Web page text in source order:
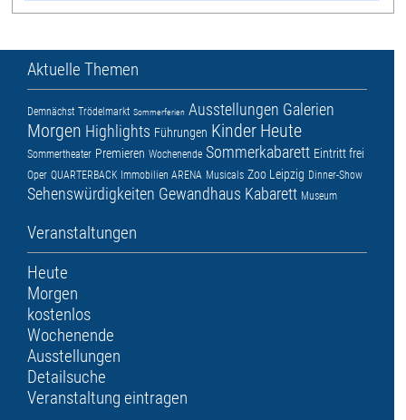
Aktuelle Themen
Demnächst Trödelmarkt Sommerferien Ausstellungen Galerien
Morgen Highlights Führungen Kinder Heute
Sommertheater Premieren Wochenende Sommerkabarett Eintritt frei
Oper QUARTERBACK Immobilien ARENA Musicals Zoo Leipzig Dinner-Show
Sehenswürdigkeiten Gewandhaus Kabarett Museum
Veranstaltungen
Heute
Morgen
kostenlos
Wochenende
Ausstellungen
Detailsuche
Veranstaltung eintragen